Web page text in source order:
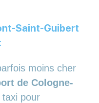
Saint-Guibert
moins cher
de Cologne-
pour